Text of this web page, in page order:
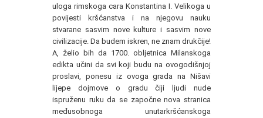
uloga rimskoga cara Konstantina I. Velikoga u
povijesti kršćanstva i na njegovu nauku
stvarane sasvim nove kulture i sasvim nove
civilizacije. Da budem iskren, ne znam drukčije!
A, želio bih da 1700. obljetnica Milanskoga
edikta učini da svi koji budu na ovogodišnjoj
proslavi, ponesu iz ovoga grada na Nišavi
lijepe dojmove o gradu čiji ljudi nude
ispruženu ruku da se započne nova stranica
međusobnoga unutarkršćanskoga